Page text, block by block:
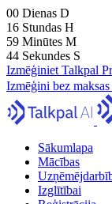
00 Dienas D
16 Stundas H
59 Minūtes M
43 Sekundes S
Izmēģiniet Talkpal
Izmēģini bez maksas
Sākumlapa
Mācības
Izglītībai